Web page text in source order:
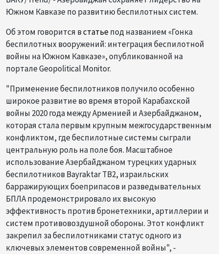
Южном Кавказе по развитию беспилотных систем.
Об этом говорится встатьепод названием «Гонка
беспилотных вооружений: интеграция беспилотной
войны на Южном Кавказе», опубликованной на
портале Geopolitical Monitor.
"Применение беспилотников получило особенно
широкое развитие во время второй Карабахской
войны 2020 года между Арменией и Азербайджаном,
которая стала первым крупным межгосударственным
конфликтом, где беспилотные системы сыграли
центральную роль на поле боя. Масштабное
использование Азербайджаном турецких ударных
беспилотников Bayraktar TB2, израильских
барражирующих боеприпасов и разведывательных
БПЛА продемонстрировало их высокую
эффективность против бронетехники, артиллерии и
систем противовоздушной обороны. Этот конфликт
закрепил за беспилотниками статус одного из
ключевых элементов современной войны", -